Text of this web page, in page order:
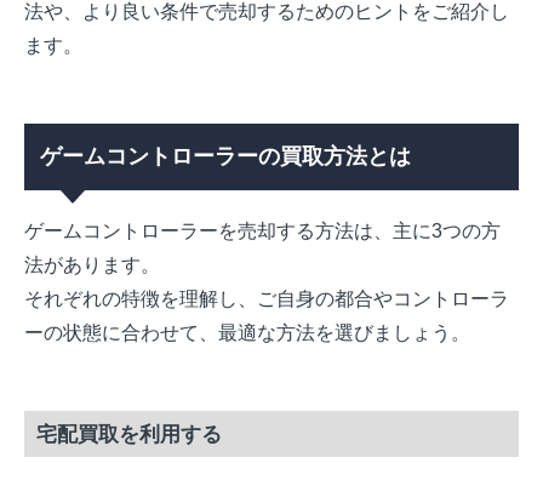
法や、より良い条件で売却するためのヒントをご紹介し
ます。
ゲームコントローラーの買取方法とは
ゲームコントローラーを売却する方法は、主に3つの方
法があります。
それぞれの特徴を理解し、ご自身の都合やコントローラ
ーの状態に合わせて、最適な方法を選びましょう。
宅配買取を利用する